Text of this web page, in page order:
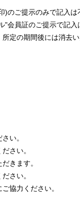
ご提示のみで記入は
員証のご提示で記入
定の期間後には消去い
い。
さい。
きます。
さい。
協力ください。